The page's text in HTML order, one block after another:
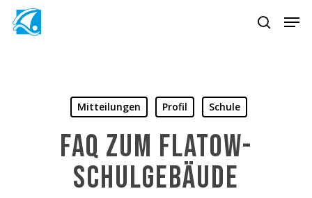
Skip
search
Mitteilungen Profil Schule
FAQ zum Flatow-
Schulgebäude